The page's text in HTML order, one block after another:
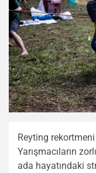
Reyting
Yarışmacıların
ada hayatındaki